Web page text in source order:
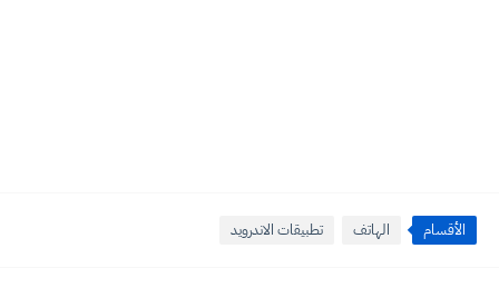
الأقسام الهاتف تطبيقات الاندرويد